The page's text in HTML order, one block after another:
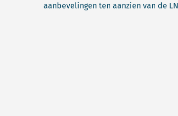
aanbevelingen ten aanzien van de